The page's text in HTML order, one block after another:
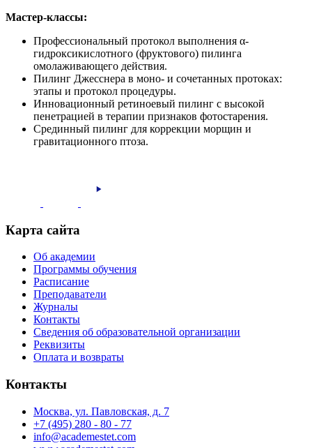
Мастер-классы:
Профессиональный протокол выполнения α-
гидроксикислотного (фруктового) пилинга
омолаживающего действия.
Пилинг Джесснера в моно- и сочетанных протоках:
этапы и протокол процедуры.
Инновационный ретиноевый пилинг с высокой
пенетрацией в терапии признаков фотостарения.
Срединный пилинг для коррекции морщин и
гравитационного птоза.
Карта сайта
Об академии
Программы обучения
Расписание
Преподаватели
Журналы
Контакты
Сведения об образовательной организации
Реквизиты
Оплата и возвраты
Контакты
Москва, ул. Павловская, д. 7
+7 (495) 280 - 80 - 77
info@academestet.com